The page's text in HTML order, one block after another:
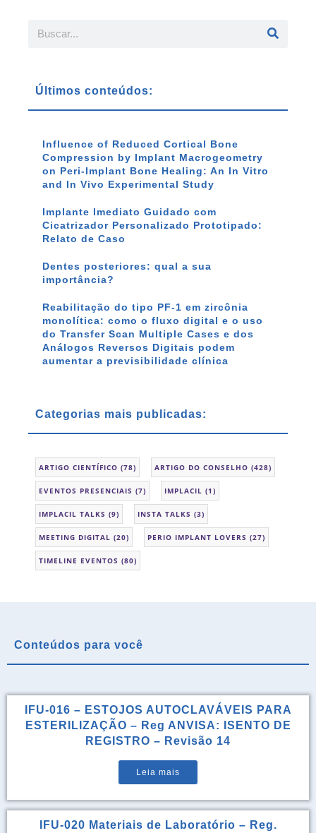
Últimos conteúdos:
Influence of Reduced Cortical Bone
Compression by Implant Macrogeometry
on Peri-Implant Bone Healing: An In Vitro
and In Vivo Experimental Study
Implante Imediato Guidado com
Cicatrizador Personalizado Prototipado:
Relato de Caso
Dentes posteriores: qual a sua
importância?
Reabilitação do tipo PF-1 em zircônia
monolítica: como o fluxo digital e o uso
do Transfer Scan Multiple Cases e dos
Análogos Reversos Digitais podem
aumentar a previsibilidade clínica
Categorias mais publicadas:
ARTIGO CIENTÍFICO (78) ARTIGO DO CONSELHO (428)
EVENTOS PRESENCIAIS (7) IMPLACIL (1)
IMPLACIL TALKS (9) INSTA TALKS (3)
MEETING DIGITAL (20) PERIO IMPLANT LOVERS (27)
TIMELINE EVENTOS (80)
Conteúdos para você
IFU-016 – ESTOJOS AUTOCLAVÁVEIS PARA
ESTERILIZAÇÃO – Reg ANVISA: ISENTO DE
REGISTRO – Revisão 14
Leia mais
IFU-020 Materiais de Laboratório – Reg.